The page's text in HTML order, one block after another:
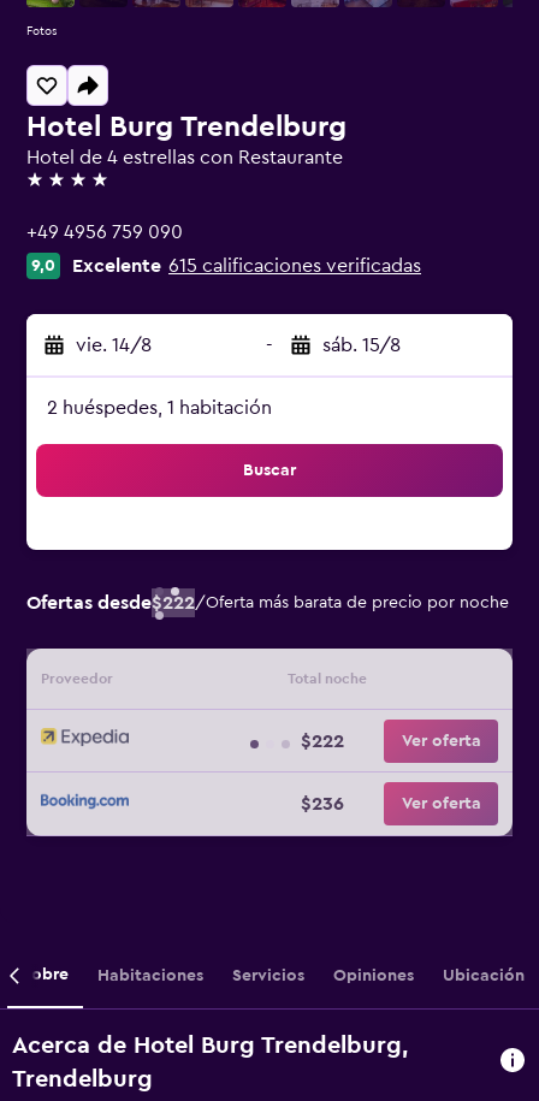
Hotel Burg Trendelburg
Hotel de 4 estrellas con Restaurante
4 estrellas
+49 4956 759 090
9,0 Excelente 615 calificaciones verificadas
vie. 14/8 - sáb. 15/8
2 huéspedes, 1 habitación
Buscar
Ofertas desde$222/Oferta más barata de precio por noche
Proveedor Total noche
$222 Ver oferta
$236 Ver oferta
Fotos
Sobre Habitaciones Servicios Opiniones Ubicación
Acerca de Hotel Burg Trendelburg,
Trendelburg